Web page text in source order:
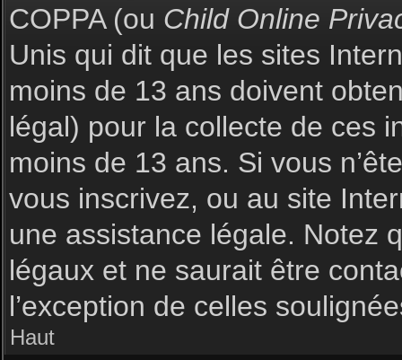
COPPA (ou Child Online
Unis qui dit que les sites
moins de 13 ans doivent
légal) pour la collecte de ces
moins de 13 ans. Si vous
vous inscrivez, ou au site
une assistance légale. Notez
légaux et ne saurait être
l’exception de celles
Haut